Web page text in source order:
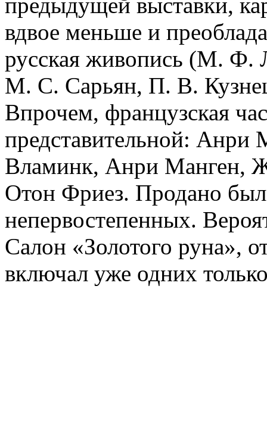
вдвое меньше и
русская живопись (М. Ф.
М. С. Сарьян, П. В.
Впрочем, французская
представительной:
Вламинк, Анри Манген,
Отон Фриез. Продано
непервостепенных.
Салон «Золотого руна»,
включал уже одних